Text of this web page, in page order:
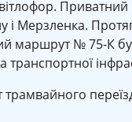
Приватний
і Мерзленка.
маршрут № 75-К
транспортної